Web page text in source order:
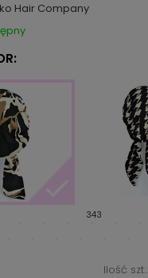
Hair Company
343
Ilość szt.: